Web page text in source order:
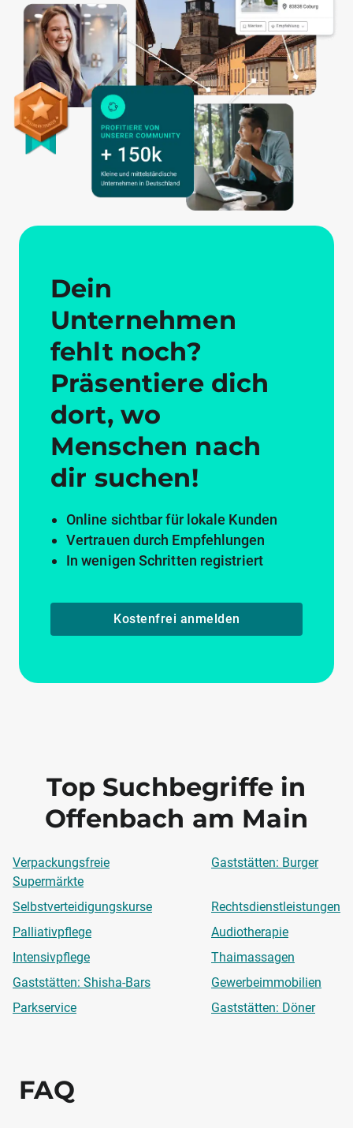
Dein
Unternehmen
fehlt noch?
Präsentiere dich
dort, wo
Menschen nach
dir suchen!
Online sichtbar für lokale Kunden
Vertrauen durch Empfehlungen
In wenigen Schritten registriert
Kostenfrei anmelden
Top Suchbegriffe in
Offenbach am Main
Verpackungsfreie
Supermärkte
Gaststätten: Burger
Selbstverteidigungskurse
Rechtsdienstleistungen
Palliativpflege
Audiotherapie
Intensivpflege
Thaimassagen
Gaststätten: Shisha-Bars
Gewerbeimmobilien
Parkservice
Gaststätten: Döner
FAQ